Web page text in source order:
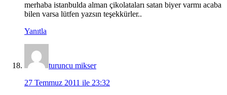
merhaba istanbulda alman çikolataları satan biyer varmı acaba
bilen varsa lütfen yazsın teşekkürler..
Yanıtla
turuncu mikser
27 Temmuz 2011 ile 23:32